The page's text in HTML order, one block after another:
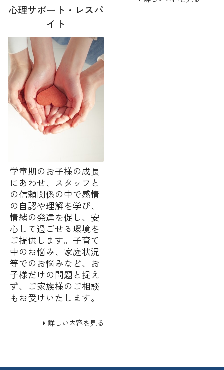
心理サポート・レスパ
イト
学童期のお子様の成長
にあわせ、スタッフと
の信頼関係の中で感情
の自認や理解を学び、
情緒の発達を促し、安
心して過ごせる環境を
ご提供します。子育て
中のお悩み、家庭状況
等でのお悩みなど、お
子様だけの問題と捉え
ず、ご家族様のご相談
もお受けいたします。
詳しい内容を見る